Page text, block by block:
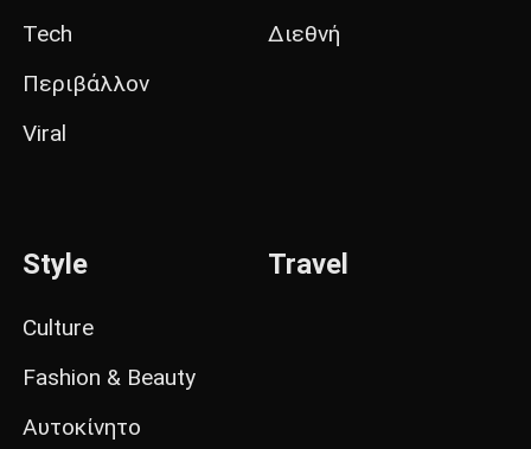
Tech
Περιβάλλον
Viral
Διεθνή
Style
Culture
Fashion & Beauty
Αυτοκίνητο
Travel